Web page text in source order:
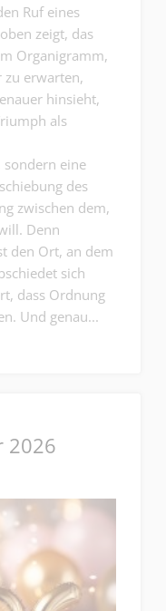
Ruf eines
zeigt, das
Organigramm,
zu erwarten,
hinsieht,
als
eine
des
zwischen dem,
Denn
den Ort, an dem
sich
dass Ordnung
Und genau...
2026